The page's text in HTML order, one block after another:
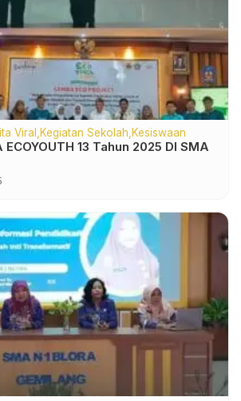
Viral Kegiatan Sekolah Kesiswaan
13 Tahun 2025 DI SMA